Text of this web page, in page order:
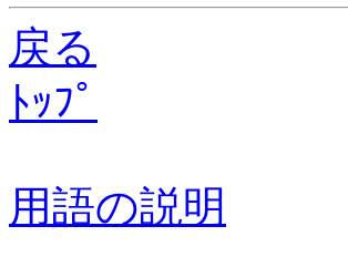
戻る
ﾄｯﾌﾟ
用語の説明